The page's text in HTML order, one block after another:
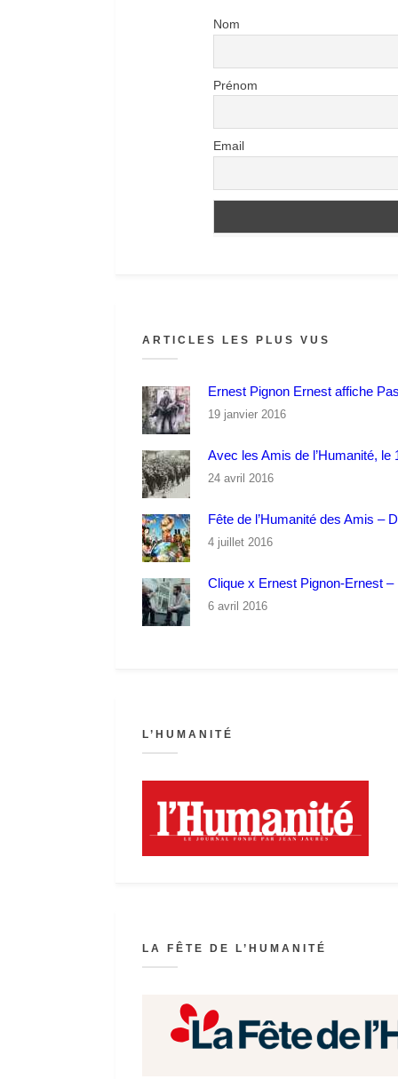
Nom
Prénom
Email
ARTICLES LES PLUS VUS
Ernest Pignon Ernest affiche
19 janvier 2016
Avec les Amis de l’Humanité, le
24 avril 2016
Fête de l’Humanité des Amis –
4 juillet 2016
Clique x Ernest Pignon-Ernest
6 avril 2016
L’HUMANITÉ
LA FÊTE DE L’HUMANITÉ